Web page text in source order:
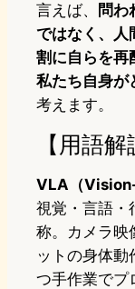
言えば、
問わ
ではなく、人
割に自らを
私たち自身が
考えます。
【用語解
VLA（
視覚・言語・
称。カメラ映
ットの身体
つ手作業でプ